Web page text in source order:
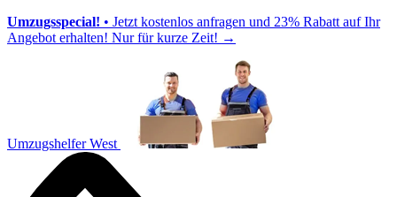
Umzugsspecial! • Jetzt kostenlos anfragen und 23% Rabatt auf Ihr
Angebot erhalten! Nur für kurze Zeit! →
Umzugshelfer West